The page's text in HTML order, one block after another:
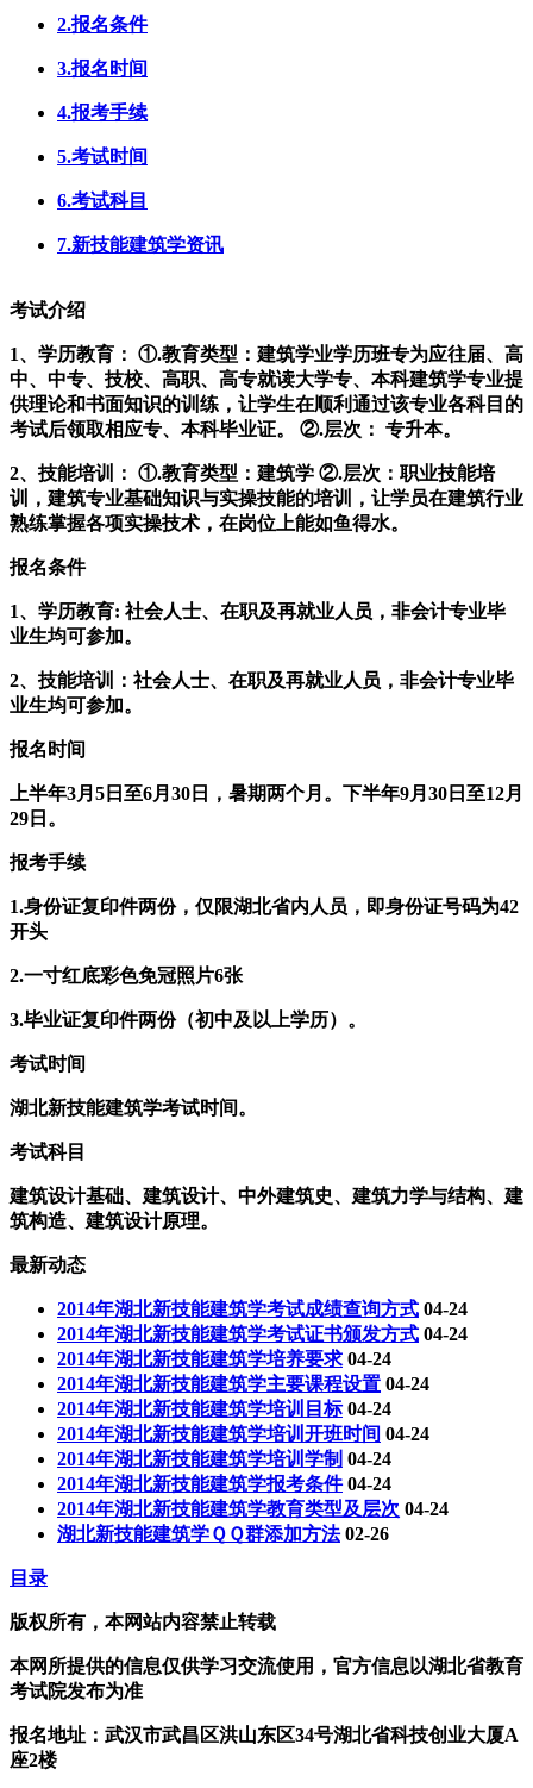
2.报名条件
3.报名时间
4.报考手续
5.考试时间
6.考试科目
7.新技能建筑学资讯
考试介绍
1、学历教育： ①.教育类型：建筑学业学历班专为应往届、高
中、中专、技校、高职、高专就读大学专、本科建筑学专业提
供理论和书面知识的训练，让学生在顺利通过该专业各科目的
考试后领取相应专、本科毕业证。 ②.层次： 专升本。
2、技能培训： ①.教育类型：建筑学 ②.层次：职业技能培
训，建筑专业基础知识与实操技能的培训，让学员在建筑行业
熟练掌握各项实操技术，在岗位上能如鱼得水。
报名条件
1、学历教育: 社会人士、在职及再就业人员，非会计专业毕
业生均可参加。
2、技能培训：社会人士、在职及再就业人员，非会计专业毕
业生均可参加。
报名时间
上半年3月5日至6月30日，暑期两个月。下半年9月30日至12月
29日。
报考手续
1.身份证复印件两份，仅限湖北省内人员，即身份证号码为42
开头
2.一寸红底彩色免冠照片6张
3.毕业证复印件两份（初中及以上学历）。
考试时间
湖北新技能建筑学考试时间。
考试科目
建筑设计基础、建筑设计、中外建筑史、建筑力学与结构、建
筑构造、建筑设计原理。
最新动态
2014年湖北新技能建筑学考试成绩查询方式 04-24
2014年湖北新技能建筑学考试证书颁发方式 04-24
2014年湖北新技能建筑学培养要求 04-24
2014年湖北新技能建筑学主要课程设置 04-24
2014年湖北新技能建筑学培训目标 04-24
2014年湖北新技能建筑学培训开班时间 04-24
2014年湖北新技能建筑学培训学制 04-24
2014年湖北新技能建筑学报考条件 04-24
2014年湖北新技能建筑学教育类型及层次 04-24
湖北新技能建筑学ＱＱ群添加方法 02-26
目录
版权所有，本网站内容禁止转载
本网所提供的信息仅供学习交流使用，官方信息以湖北省教育
考试院发布为准
报名地址：武汉市武昌区洪山东区34号湖北省科技创业大厦A
座2楼